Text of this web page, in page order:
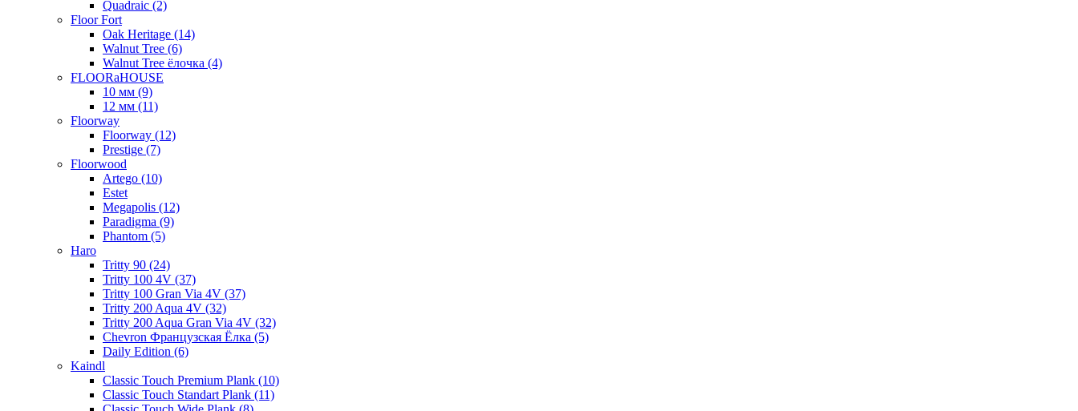
Quadraic (2)
Floor Fort
Oak Heritage (14)
Walnut Tree (6)
Walnut Tree ёлочка (4)
FLOORaHOUSE
10 мм (9)
12 мм (11)
Floorway
Floorway (12)
Prestige (7)
Floorwood
Artego (10)
Estet
Megapolis (12)
Paradigma (9)
Phantom (5)
Haro
Tritty 90 (24)
Tritty 100 4V (37)
Tritty 100 Gran Via 4V (37)
Tritty 200 Aqua 4V (32)
Tritty 200 Aqua Gran Via 4V (32)
Chevron Французская Ёлка (5)
Daily Edition (6)
Kaindl
Classic Touch Premium Plank (10)
Classic Touch Standart Plank (11)